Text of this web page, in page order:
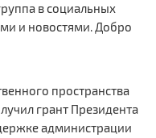
в социальных
и новостями. Добро
пространства
грант Президента
администрации